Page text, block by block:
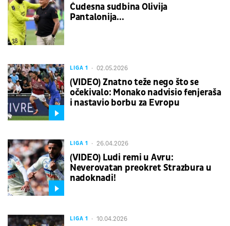
Čudesna sudbina Olivija
Pantalonija...
LIGA 1 02.05.2026
(VIDEO) Znatno teže nego što se
očekivalo: Monako nadvisio fenjeraša
i nastavio borbu za Evropu
LIGA 1 26.04.2026
(VIDEO) Ludi remi u Avru:
Neverovatan preokret Strazbura u
nadoknadi!
LIGA 1 10.04.2026